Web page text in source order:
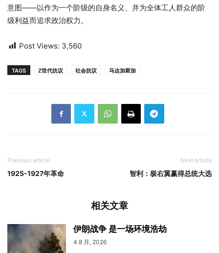
意图——以作为一个阶级的自身名义、并为全体工人群众的阶
级利益而追求政治权力。
Post Views: 3,560
TAGS Z世代抗议 社会抗议 马达加斯加
Previous article
1925-1927年革命
Next article
智利：极右翼赢得总统大选
相关文章
伊朗战争 是一场环境浩劫
4 8 月, 2026